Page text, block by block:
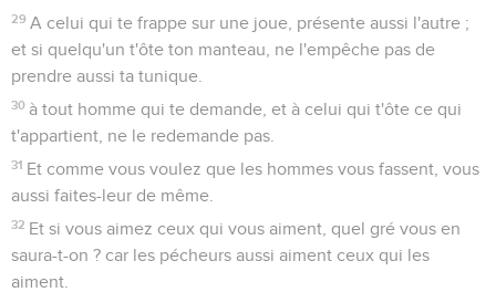
29 A celui qui te frappe sur une joue, présente aussi l'autre ;
et si quelqu'un t'ôte ton manteau, ne l'empêche pas de
prendre aussi ta tunique.
30 à tout homme qui te demande, et à celui qui t'ôte ce qui
t'appartient, ne le redemande pas.
31 Et comme vous voulez que les hommes vous fassent, vous
aussi faites-leur de même.
32 Et si vous aimez ceux qui vous aiment, quel gré vous en
saura-t-on ? car les pécheurs aussi aiment ceux qui les
aiment.